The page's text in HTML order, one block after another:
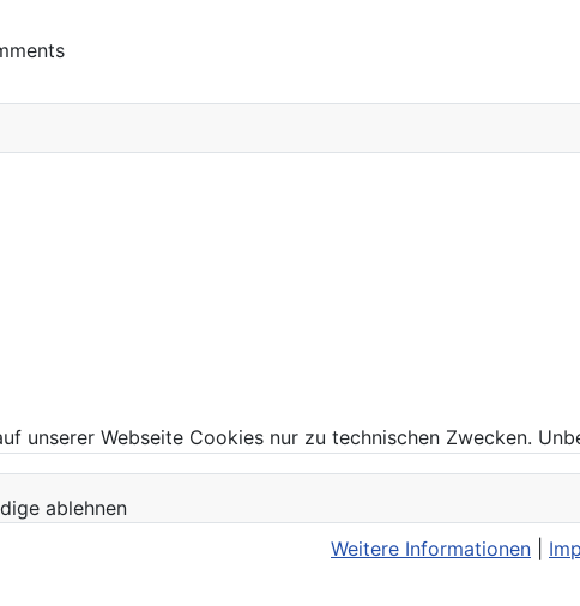
unserer Webseite Cookies nur zu technischen Zwecken.
ablehnen
Weitere Informationen